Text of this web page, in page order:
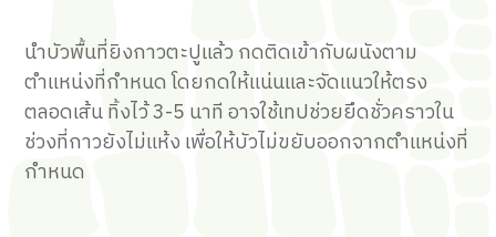
นำบัวพื้นที่ยิงกาวตะปูแล้ว กดติดเข้ากับผนังตาม
ตำแหน่งที่กำหนด โดยกดให้แน่นและจัดแนวให้ตรง
ตลอดเส้น ทิ้งไว้ 3-5 นาที อาจใช้เทปช่วยยึดชั่วคราวใน
ช่วงที่กาวยังไม่แห้ง เพื่อให้บัวไม่ขยับออกจากตำแหน่งที่
กำหนด